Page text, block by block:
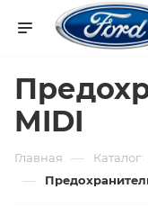
MIDI
Главная — Каталог
—